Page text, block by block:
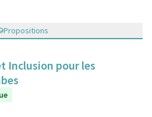
Propositions
Inclusion pour les